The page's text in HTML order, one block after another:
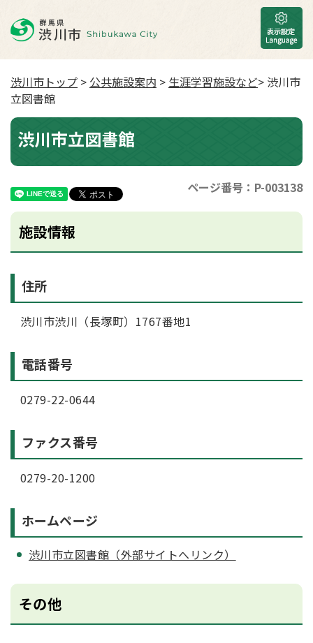
渋川市トップ > 公共施設案内 > 生涯学習施設など> 渋川市
立図書館
渋川市立図書館
ページ番号：P-003138
施設情報
住所
渋川市渋川（長塚町）1767番地1
電話番号
0279-22-0644
ファクス番号
0279-20-1200
ホームページ
渋川市立図書館（外部サイトへリンク）
その他